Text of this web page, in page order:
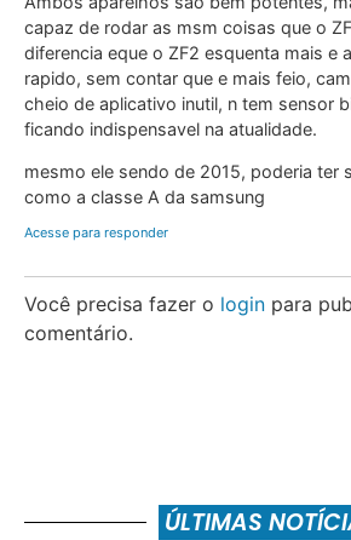
capaz de rodar as msm coisas que o
diferencia eque o ZF2 esquenta mais e
rapido, sem contar que e mais feio,
cheio de aplicativo inutil, n tem sensor
ficando indispensavel na atualidade.
mesmo ele sendo de 2015, poderia ter
como a classe A da samsung
Acesse para responder
Você precisa fazer o login para
comentário.
ÚLTIMAS